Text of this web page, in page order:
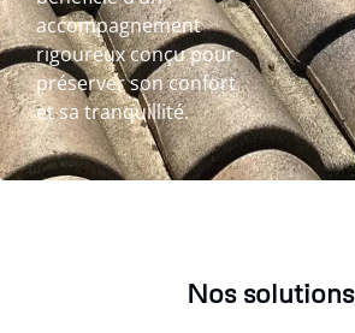
accompagnement
rigoureux conçu pour
préserver son confort
et sa tranquillité.
Nos solutions